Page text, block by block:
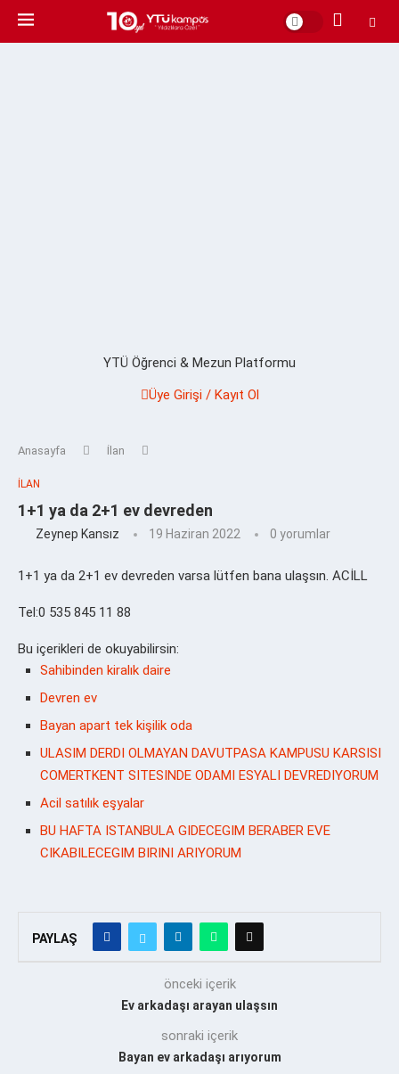
YTÜ Öğrenci & Mezun Platformu
Üye Girişi / Kayıt Ol
Anasayfa İlan
İLAN
1+1 ya da 2+1 ev devreden
Zeynep Kansız 19 Haziran 2022 0 yorumlar
1+1 ya da 2+1 ev devreden varsa lütfen bana ulaşsın. ACİLL
Tel:0 535 845 11 88
Bu içerikleri de okuyabilirsin:
Sahibinden kiralık daire
Devren ev
Bayan apart tek kişilik oda
ULASIM DERDI OLMAYAN DAVUTPASA KAMPUSU KARSISI
COMERTKENT SITESINDE ODAMI ESYALI DEVREDIYORUM
Acil satılık eşyalar
BU HAFTA ISTANBULA GIDECEGIM BERABER EVE
CIKABILECEGIM BIRINI ARIYORUM
PAYLAŞ
önceki içerik
Ev arkadaşı arayan ulaşsın
sonraki içerik
Bayan ev arkadaşı arıyorum